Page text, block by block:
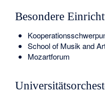
Besondere
School of Musik and
Mozartforum